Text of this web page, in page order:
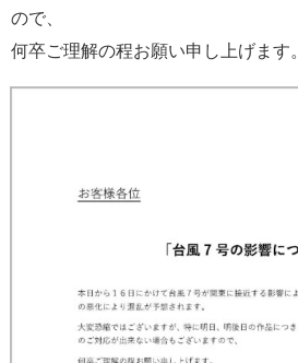
ので、
何卒ご理解の程お願い申し上げます。